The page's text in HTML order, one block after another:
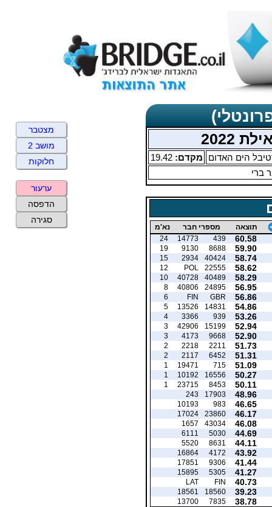
2022
הים האדום מקדם:19.42
ברי
תוצאה מספרי חבר נא'מ
60.58
439
14773
24
59.90
8688
9130
19
58.74
40424
2934
15
58.62
22555
POL
12
58.29
40489
40728
10
56.95
24895
40806
8
56.86
GBR
FIN
6
54.86
14831
13526
5
53.26
939
3366
4
52.94
15199
42906
3
52.90
9668
4173
3
51.73
2211
2218
2
51.31
6452
2117
2
51.09
715
19471
1
50.27
16556
10192
1
50.11
8453
23715
1
48.96
17903
243
46.65
983
10193
46.17
23860
17024
46.08
43034
1657
44.69
5030
6111
44.11
8631
5520
43.92
4172
16864
41.44
9306
17851
41.27
5305
15895
40.73
FIN
LAT
39.23
18560
18561
38.78
7835
13700
מצטבר
מושב 2
חלוקות
ערעור
הדפסה
סגירה